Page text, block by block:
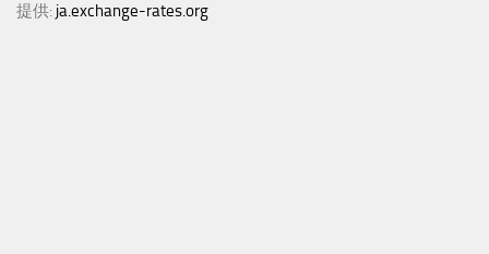
提供: ja.exchange-rates.org